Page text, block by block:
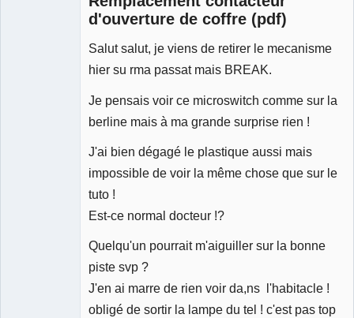
d'ouverture de coffre (pdf)
Salut salut, je viens de retirer le mecanisme
hier su rma passat mais BREAK.
Je pensais voir ce microswitch comme sur la
berline mais à ma grande surprise rien !
J'ai bien dégagé le plastique aussi mais
impossible de voir la même chose que sur le
tuto !
Est-ce normal docteur !?
Quelqu'un pourrait m'aiguiller sur la bonne
piste svp ?
J'en ai marre de rien voir da,ns l'habitacle !
obligé de sortir la lampe du tel ! c'est pas top